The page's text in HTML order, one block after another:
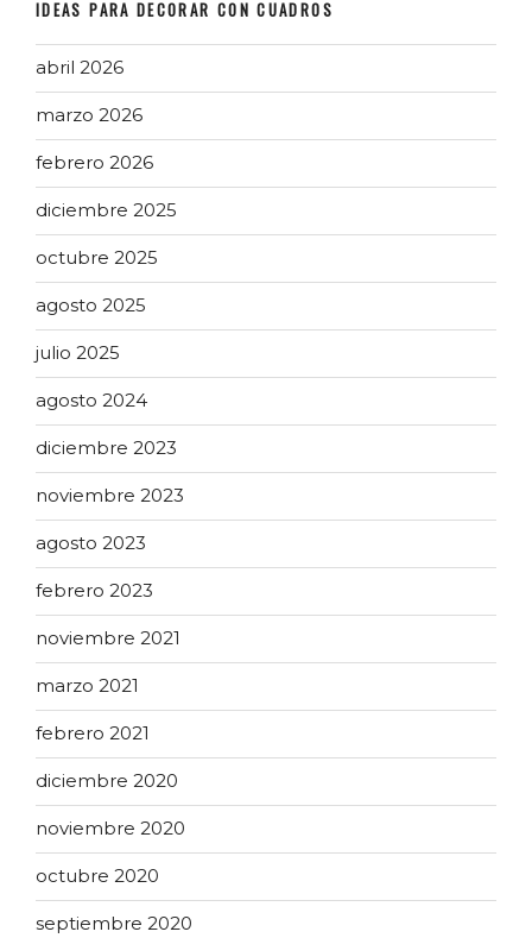
IDEAS PARA DECORAR CON CUADROS
abril 2026
marzo 2026
febrero 2026
diciembre 2025
octubre 2025
agosto 2025
julio 2025
agosto 2024
diciembre 2023
noviembre 2023
agosto 2023
febrero 2023
noviembre 2021
marzo 2021
febrero 2021
diciembre 2020
noviembre 2020
octubre 2020
septiembre 2020